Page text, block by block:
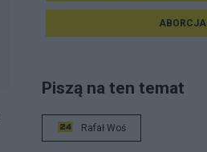
ABORCJA
Piszą na ten temat
Rafał Woś